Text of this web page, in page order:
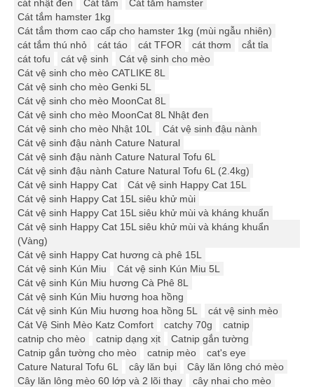
cát nhật đen Cát tắm
Cát tắm hamster
Cát tắm hamster 1kg
Cát tắm thơm cao cấp cho hamster 1kg (mùi ngẫu nhiên)
cát tắm thú nhỏ
cát táo cát TFOR cát thơm
cắt tỉa
cát tofu
cát vệ sinh
Cát vệ sinh cho mèo
Cát vệ sinh cho mèo CATLIKE 8L
Cát vệ sinh cho mèo Genki 5L
Cát vệ sinh cho mèo MoonCat 8L
Cát vệ sinh cho mèo MoonCat 8L Nhật đen
Cát vệ sinh cho mèo Nhật 10L
Cát vệ sinh đậu nành
Cát vệ sinh đậu nành Cature Natural
Cát vệ sinh đậu nành Cature Natural Tofu 6L
Cát vệ sinh đậu nành Cature Natural Tofu 6L (2.4kg)
Cát vệ sinh Happy Cat
Cát vệ sinh Happy Cat 15L
Cát vệ sinh Happy Cat 15L siêu khử mùi
Cát vệ sinh Happy Cat 15L siêu khử mùi và kháng khuẩn
Cát vệ sinh Happy Cat 15L siêu khử mùi và kháng khuẩn
(Vàng)
Cát vệ sinh Happy Cat hương cà phê 15L
Cát vệ sinh Kún Miu
Cát vệ sinh Kún Miu 5L
Cát vệ sinh Kún Miu hương Cà Phê 8L
Cát vệ sinh Kún Miu hương hoa hồng
Cát vệ sinh Kún Miu hương hoa hồng 5L
cát vệ sinh mèo
Cát Vệ Sinh Mèo Katz Comfort
catchy 70g
catnip
catnip cho mèo
catnip dạng xịt
Catnip gắn tường
Catnip gắn tường cho mèo
catnip mèo
cat's eye
Cature Natural Tofu 6L
cây lăn bụi
Cây lăn lông chó mèo
Cây lăn lông mèo 60 lớp và 2 lõi thay
cây nhai cho mèo